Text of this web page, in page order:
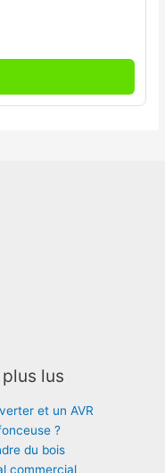
lus
et un AVR
?
du bois
commercial